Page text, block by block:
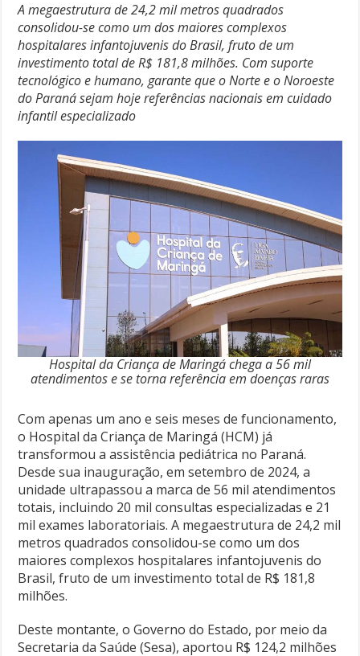
A megaestrutura de 24,2 mil metros quadrados
consolidou-se como um dos maiores complexos
hospitalares infantojuvenis do Brasil, fruto de um
investimento total de R$ 181,8 milhões. Com suporte
tecnológico e humano, garante que o Norte e o Noroeste
do Paraná sejam hoje referências nacionais em cuidado
infantil especializado
Hospital da Criança de Maringá chega a 56 mil
atendimentos e se torna referência em doenças raras
Com apenas um ano e seis meses de funcionamento,
o Hospital da Criança de Maringá (HCM) já
transformou a assistência pediátrica no Paraná.
Desde sua inauguração, em setembro de 2024, a
unidade ultrapassou a marca de 56 mil atendimentos
totais, incluindo 20 mil consultas especializadas e 21
mil exames laboratoriais. A megaestrutura de 24,2 mil
metros quadrados consolidou-se como um dos
maiores complexos hospitalares infantojuvenis do
Brasil, fruto de um investimento total de R$ 181,8
milhões.
Deste montante, o Governo do Estado, por meio da
Secretaria da Saúde (Sesa), aportou R$ 124,2 milhões